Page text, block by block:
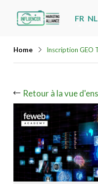
Jump
Jump
to
main
content
FR NL
Home Inscription GEO
Retour à la vue